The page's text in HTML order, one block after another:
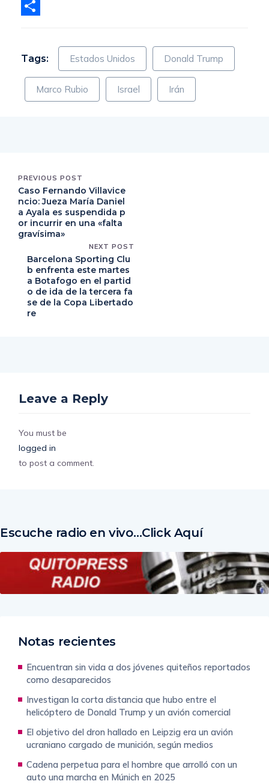
X
Tags: Estados Unidos Donald Trump
Marco Rubio Israel Irán
PREVIOUS POST
Caso Fernando Villavice
ncio: Jueza María Daniel
a Ayala es suspendida p
or incurrir en una «falta
gravísima»
NEXT POST
Barcelona Sporting Clu
b enfrenta este martes
a Botafogo en el partid
o de ida de la tercera fa
se de la Copa Libertado
re
Leave a Reply
You must be
logged in
to post a comment.
Escuche radio en vivo…Click Aquí
Notas recientes
Encuentran sin vida a dos jóvenes quiteños reportados
como desaparecidos
Investigan la corta distancia que hubo entre el
helicóptero de Donald Trump y un avión comercial
El objetivo del dron hallado en Leipzig era un avión
ucraniano cargado de munición, según medios
Cadena perpetua para el hombre que arrolló con un
auto una marcha en Múnich en 2025